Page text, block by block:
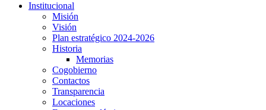
Institucional
Misión
Visión
Plan estratégico 2024-2026
Historia
Memorias
Cogobierno
Contactos
Transparencia
Locaciones